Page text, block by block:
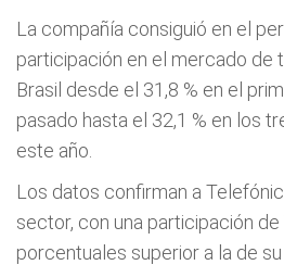
La compañía consiguió en el
participación en el mercado de
Brasil desde el 31,8 % en el
pasado hasta el 32,1 % en los
este año.
Los datos confirman a
sector, con una participación de
porcentuales superior a la de su